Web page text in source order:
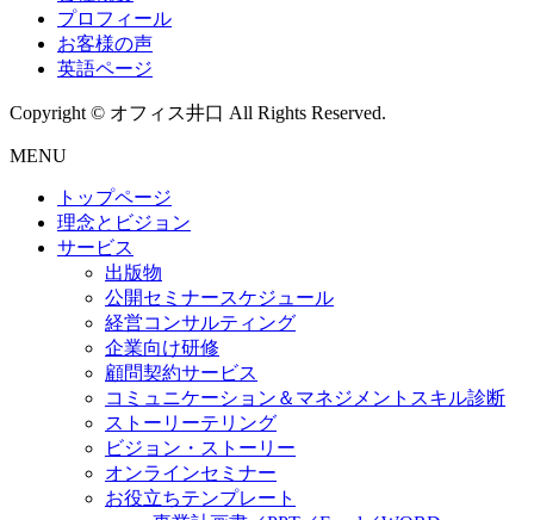
プロフィール
お客様の声
英語ページ
Copyright © オフィス井口 All Rights Reserved.
MENU
トップページ
理念とビジョン
サービス
出版物
公開セミナースケジュール
経営コンサルティング
企業向け研修
顧問契約サービス
コミュニケーション＆マネジメントスキル診断
ストーリーテリング
ビジョン・ストーリー
オンラインセミナー
お役立ちテンプレート